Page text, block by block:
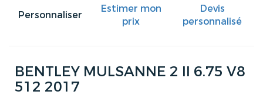
Personnaliser
Estimer mon
prix
Devis
personnalisé
BENTLEY MULSANNE 2 II 6.75 V8
512 2017